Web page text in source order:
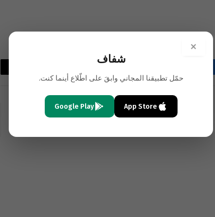
فيسبوك تويتر لينكدإن
البريد
واتساب
Copy
×
شفاف
حمّل تطبيقنا المجاني وابقَ على اطّلاع أينما كنت.
App Store
Google Play